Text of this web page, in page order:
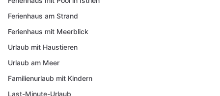
Ferienhaus am Strand
Ferienhaus mit Meerblick
Urlaub mit Haustieren
Urlaub am Meer
Familienurlaub mit Kindern
Last-Minute-Urlaub